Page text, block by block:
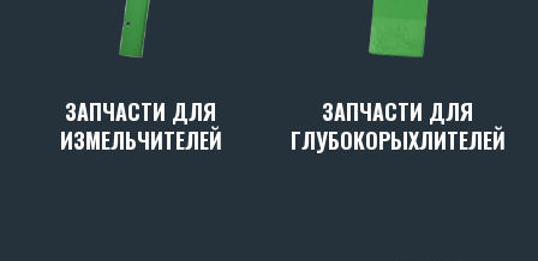
ЗАПЧАСТИ ДЛЯ
ИЗМЕЛЬЧИТЕЛЕЙ
ЗАПЧАСТИ ДЛЯ
ГЛУБОКОРЫХЛИТЕЛЕЙ